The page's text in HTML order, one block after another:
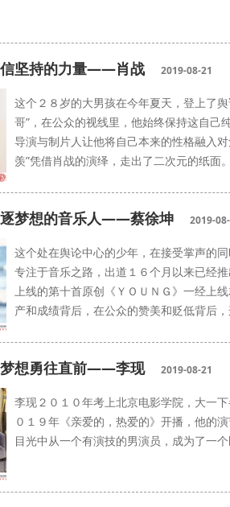
坚持的力量——肖战 2019-08-21
这个２８岁的大男孩在今年夏天，登上了
哥”，在公众的视线里，他始终保持这自己
导演与制片人让他将自己本来的性格融入
羡”凭借肖战的演绎，走出了二次元的纸面
梦想的音乐人——蔡徐坤 2019-
这个处在舆论中心的少年，在接受掌声的
专注于音乐之路，出道１６个月以来已经
上线的第十首原创《ＹＯＵＮＧ》一经上
产和成绩背后，在公众的赞美和贬低背后
想勇往直前——李现 2019-08-21
李现２０１０年考上北京电影学院，大一
０１９年《亲爱的，热爱的》开播，他的
目光中从一个有演技的男演员，成为了一